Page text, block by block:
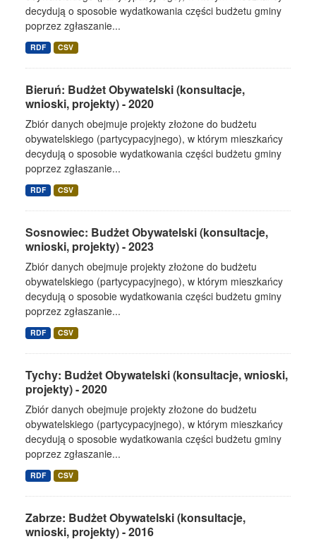
decydują o sposobie wydatkowania części budżetu gminy
poprzez zgłaszanie...
RDF CSV
Bieruń: Budżet Obywatelski (konsultacje,
wnioski, projekty) - 2020
Zbiór danych obejmuje projekty złożone do budżetu
obywatelskiego (partycypacyjnego), w którym mieszkańcy
decydują o sposobie wydatkowania części budżetu gminy
poprzez zgłaszanie...
RDF CSV
Sosnowiec: Budżet Obywatelski (konsultacje,
wnioski, projekty) - 2023
Zbiór danych obejmuje projekty złożone do budżetu
obywatelskiego (partycypacyjnego), w którym mieszkańcy
decydują o sposobie wydatkowania części budżetu gminy
poprzez zgłaszanie...
RDF CSV
Tychy: Budżet Obywatelski (konsultacje, wnioski,
projekty) - 2020
Zbiór danych obejmuje projekty złożone do budżetu
obywatelskiego (partycypacyjnego), w którym mieszkańcy
decydują o sposobie wydatkowania części budżetu gminy
poprzez zgłaszanie...
RDF CSV
Zabrze: Budżet Obywatelski (konsultacje,
wnioski, projekty) - 2016